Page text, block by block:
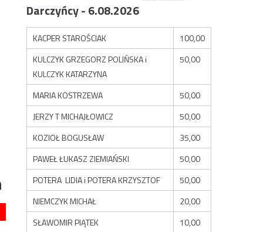
Darczyńcy - 6.08.2026
KACPER STAROŚCIAK
100,00
KULCZYK GRZEGORZ POLIŃSKA i
KULCZYK KATARZYNA
50,00
MARIA KOSTRZEWA
50,00
JERZY T MICHAJŁOWICZ
50,00
KOZIOŁ BOGUSŁAW
35,00
PAWEŁ ŁUKASZ ZIEMIAŃSKI
50,00
POTERA LIDIA i POTERA KRZYSZTOF
50,00
NIEMCZYK MICHAŁ
20,00
SŁAWOMIR PIĄTEK
10,00